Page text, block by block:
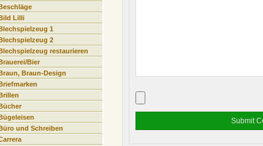
Lilli
1
2
restaurieren
Bier
Braun-Design
und Schreiben